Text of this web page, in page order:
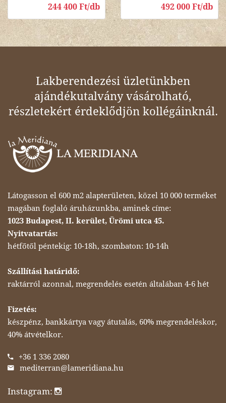
244 400 Ft/db 492 000 Ft/db
Lakberendezési üzletünkben
ajándékutalvány vásárolható,
részletekért érdeklődjön kollégáinknál.
Látogasson el 600 m2 alapterületen, közel 10 000 terméket
magában foglaló áruházunkba, aminek címe:
1023 Budapest, II. kerület, Ürömi utca 45.
Nyitvatartás:
hétfőtől péntekig: 10-18h, szombaton: 10-14h
Szállítási határidő:
raktárról azonnal, megrendelés esetén általában 4-6 hét
Fizetés:
készpénz, bankkártya vagy átutalás, 60% megrendeléskor,
40% átvételkor.
+36 1 336 2080
mediterran@lameridiana.hu
Instagram: